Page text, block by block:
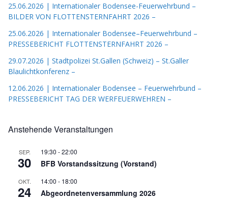
25.06.2026 | Internationaler Bodensee-Feuerwehrbund –
BILDER VON FLOTTENSTERNFAHRT 2026 –
25.06.2026 | Internationaler Bodensee–Feuerwehrbund –
PRESSEBERICHT FLOTTENSTERNFAHRT 2026 –
29.07.2026 | Stadtpolizei St.Gallen (Schweiz) – St.Galler
Blaulichtkonferenz –
12.06.2026 | Internationaler Bodensee – Feuerwehrbund –
PRESSEBERICHT TAG DER WERFEUERWEHREN –
Anstehende Veranstaltungen
SEP.
30
19:30 -22:00
BFB Vorstandssitzung (Vorstand)
OKT.
24
14:00 - 18:00
Abgeordnetenversammlung 2026